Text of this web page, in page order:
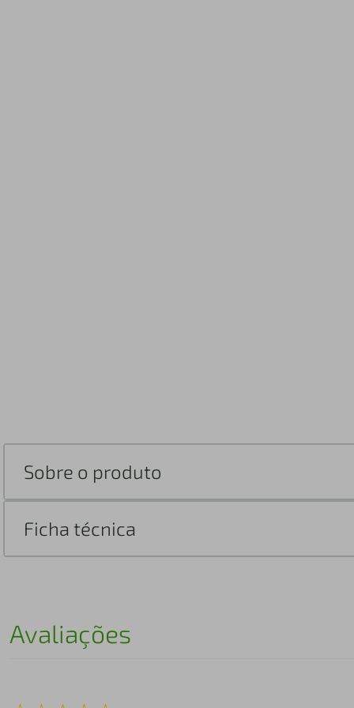
Sobre o produto
Ficha técnica
Avaliações